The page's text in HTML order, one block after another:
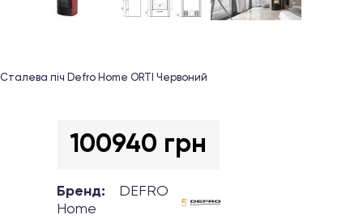
Сталева піч Defro Home ORTI Червоний
100940 грн
Бренд:
DEFRO
Home